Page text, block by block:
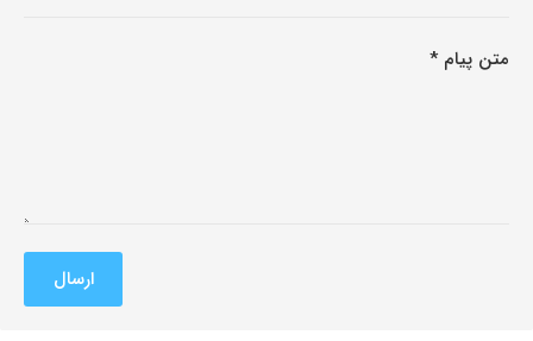
متن پیام *